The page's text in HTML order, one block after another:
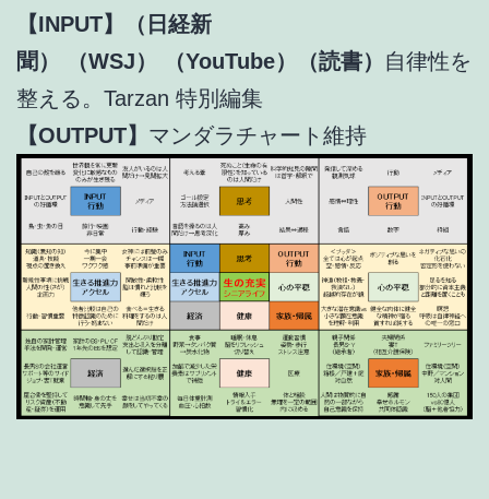
【INPUT】（日経新
聞）
（WSJ） （YouTube）（読書） 自律性を
整える。Tarzan 特別編集
【OUTPUT】 マンダラチャート維持